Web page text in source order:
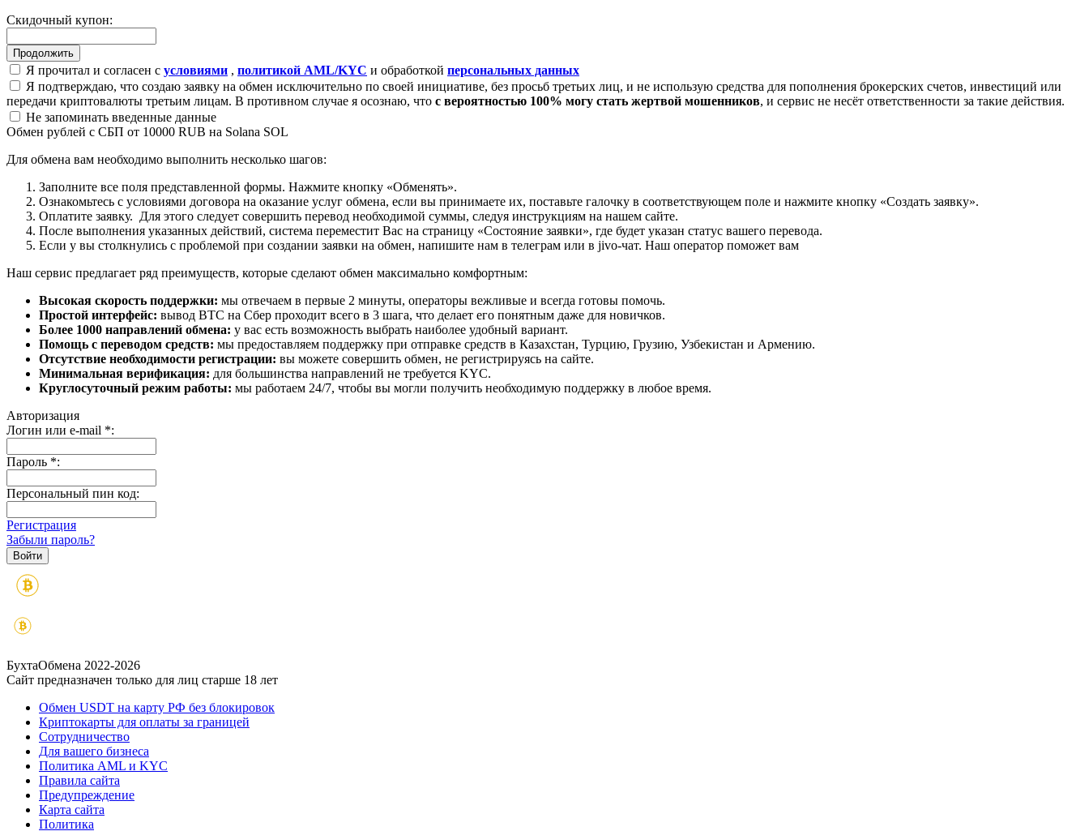
Скидочный купон:
Я прочитал и согласен с условиями , политикой AML/KYC и обработкой персональных данных
Я подтверждаю, что создаю заявку на обмен исключительно по своей инициативе, без просьб третьих лиц, и не использую средства для пополнения брокерских счетов, инвестиций или
передачи криптовалюты третьим лицам. В противном случае я осознаю, что с вероятностью 100% могу стать жертвой мошенников, и сервис не несёт ответственности за такие действия.
Не запоминать введенные данные
Обмен рублей с СБП от 10000 RUB на Solana SOL
Для обмена вам необходимо выполнить несколько шагов:
Заполните все поля представленной формы. Нажмите кнопку «Обменять».
Ознакомьтесь с условиями договора на оказание услуг обмена, если вы принимаете их, поставьте галочку в соответствующем поле и нажмите кнопку «Создать заявку».
Оплатите заявку. Для этого следует совершить перевод необходимой суммы, следуя инструкциям на нашем сайте.
После выполнения указанных действий, система переместит Вас на страницу «Состояние заявки», где будет указан статус вашего перевода.
Если у вы столкнулись с проблемой при создании заявки на обмен, напишите нам в телеграм или в jivo-чат. Наш оператор поможет вам
Наш сервис предлагает ряд преимуществ, которые сделают обмен максимально комфортным:
Высокая скорость поддержки: мы отвечаем в первые 2 минуты, операторы вежливые и всегда готовы помочь.
Простой интерфейс: вывод BTC на Сбер проходит всего в 3 шага, что делает его понятным даже для новичков.
Более 1000 направлений обмена: у вас есть возможность выбрать наиболее удобный вариант.
Помощь с переводом средств: мы предоставляем поддержку при отправке средств в Казахстан, Турцию, Грузию, Узбекистан и Армению.
Отсутствие необходимости регистрации: вы можете совершить обмен, не регистрируясь на сайте.
Минимальная верификация: для большинства направлений не требуется KYC.
Круглосуточный режим работы: мы работаем 24/7, чтобы вы могли получить необходимую поддержку в любое время.
Авторизация
Логин или e-mail *:
Пароль *:
Персональный пин код:
Регистрация
Забыли пароль?
БухтаОбмена 2022-2026
Сайт предназначен только для лиц старше 18 лет
Обмен USDT на карту РФ без блокировок
Криптокарты для оплаты за границей
Сотрудничество
Для вашего бизнеса
Политика AML и KYC
Правила сайта
Предупреждение
Карта сайта
Политика